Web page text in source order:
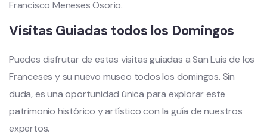
Francisco Meneses Osorio.
Visitas Guiadas todos los Domingos
Puedes disfrutar de estas visitas guiadas a San Luis de los
Franceses y su nuevo museo todos los domingos. Sin
duda, es una oportunidad única para explorar este
patrimonio histórico y artístico con la guía de nuestros
expertos.